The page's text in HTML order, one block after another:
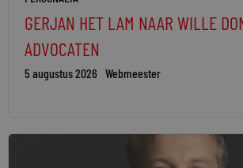
GERJAN HET LAM NAAR WILLE
ADVOCATEN
5 augustus 2026 Webmeester